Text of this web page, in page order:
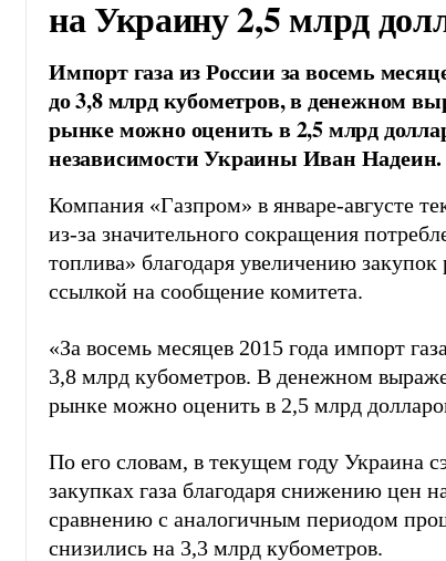
на Украину 2,5 млрд
Импорт газа из России за восемь
до 3,8 млрд кубометров, в денежном
рынке можно оценить в 2,5 млрд
независимости Украины Иван Надеин.
Компания «Газпром» в январе-августе
из-за значительного сокращения
топлива» благодаря увеличению
ссылкой на сообщение комитета.
«За восемь месяцев 2015 года импорт
3,8 млрд кубометров. В денежном
рынке можно оценить в 2,5 млрд
По его словам, в текущем году Украина
закупках газа благодаря снижению цен
сравнению с аналогичным периодом
снизились на 3,3 млрд кубометров.